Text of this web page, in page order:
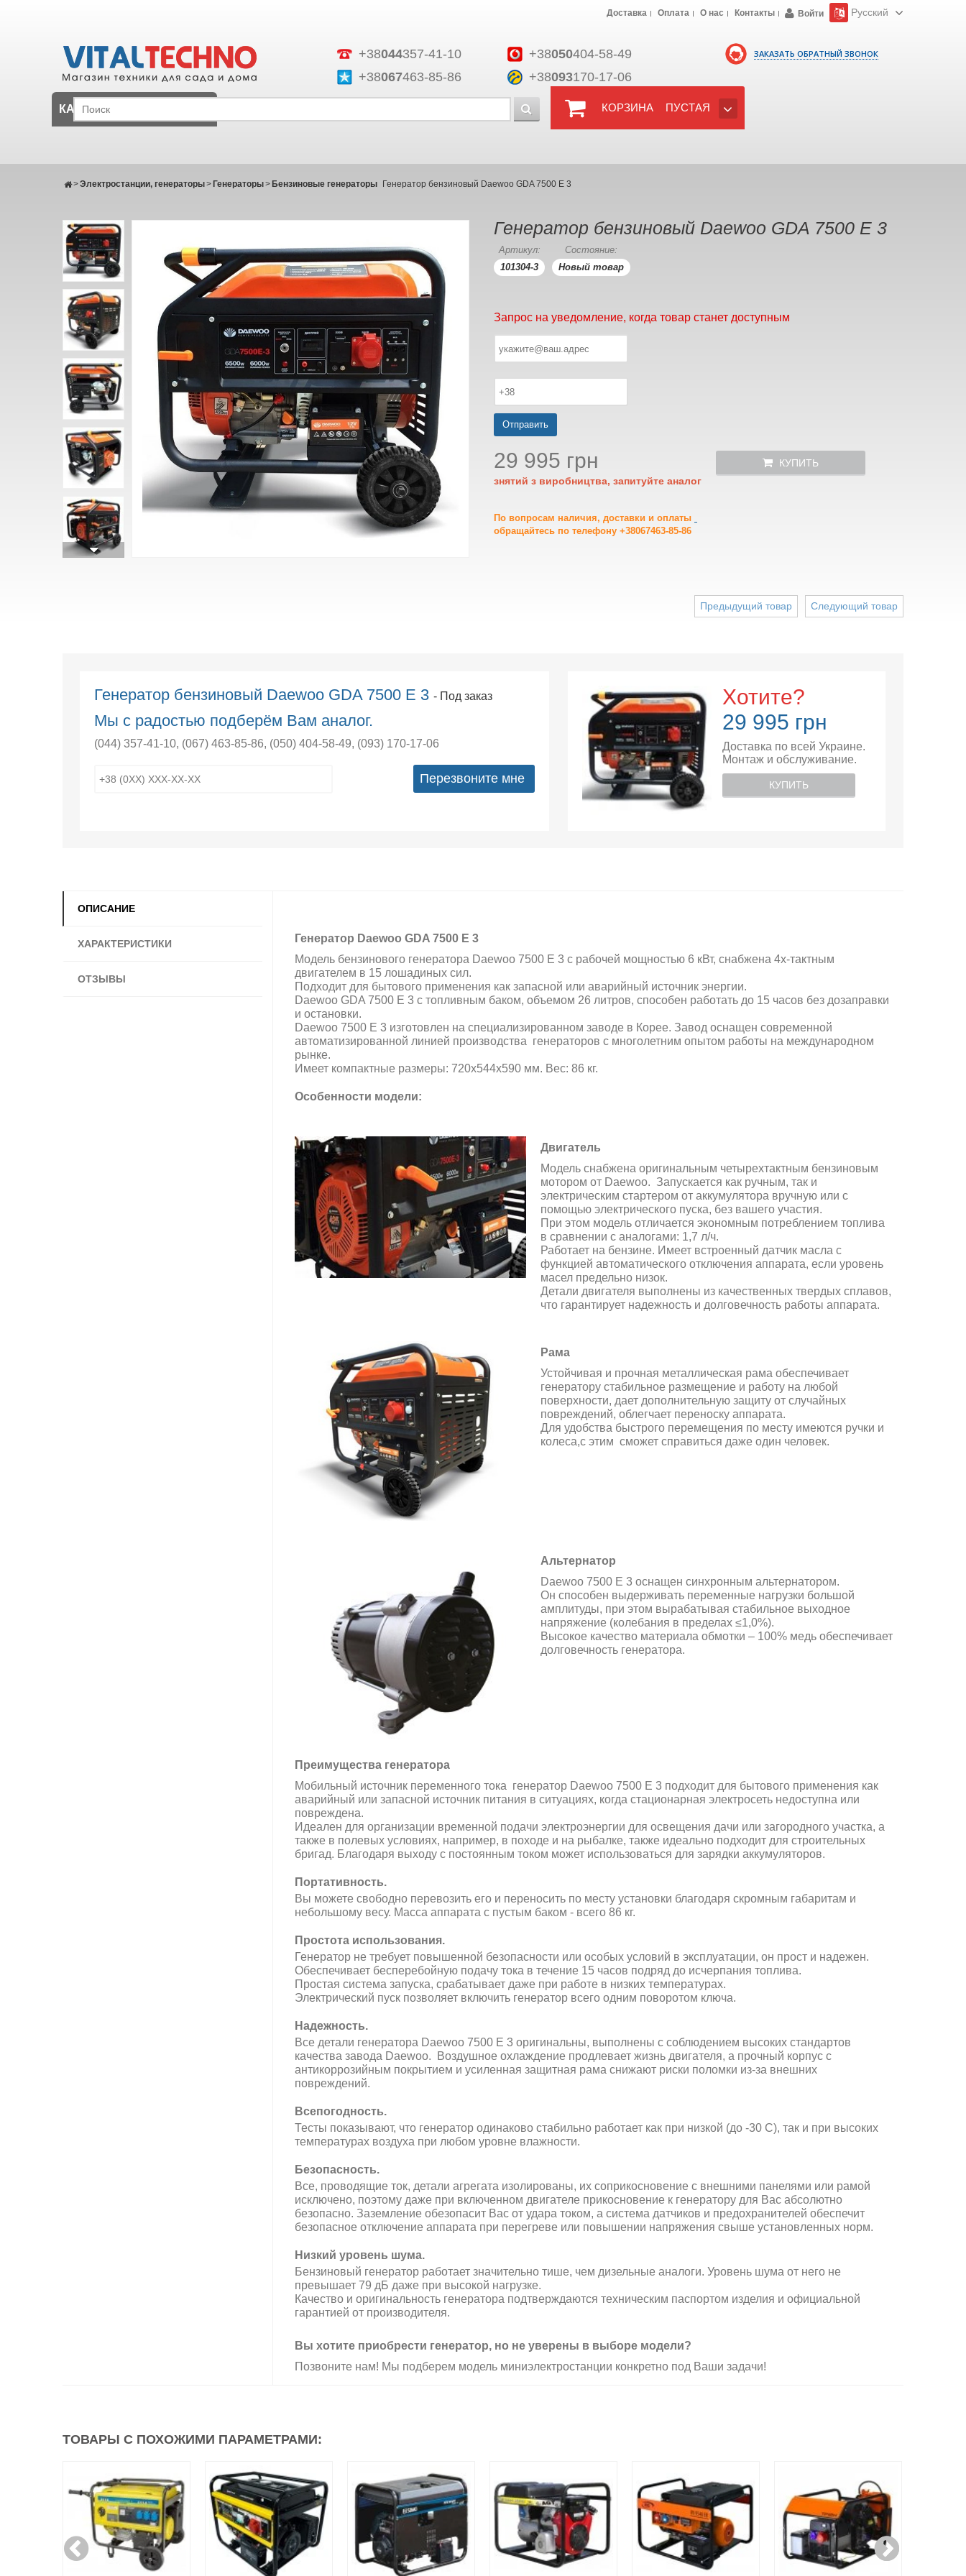
ЗАКАЗАТЬ ОБРАТНЫЙ ЗВОНОК
+38044357-41-10 +38050404-58-49
+38067463-85-86 +38093170-17-06
Доставка Оплата О нас Контакты Войти Русский
КОРЗИНА ПУСТАЯ
КАТАЛОГ
Электростанции, генераторы
> Генераторы
> Бензиновые генераторы
> Генератор бензиновый Daewoo GDA 7500 Е 3
Генератор бензиновый Daewoo GDA 7500 Е 3
Артикул:
101304-3
Состояние:
Новый товар
Запрос на уведомление, когда товар станет доступным
Отправить
29 995 грн
знятий з виробництва, запитуйте аналог
КУПИТЬ
По вопросам наличия, доставки и оплаты
обращайтесь по телефону +38067463-85-86
Следующий товар
Предыдущий товар
Генератор бензиновый Daewoo GDA 7500 Е 3- Под заказ
Мы с радостью подберём Вам аналог.
(044) 357-41-10, (067) 463-85-86, (050) 404-58-49, (093) 170-17-06
Перезвоните мне
Хотите?
29 995 грн
Доставка по всей Украине.
Монтаж и обслуживание.
КУПИТЬ
ОПИСАНИЕ
ХАРАКТЕРИСТИКИ
ОТЗЫВЫ
Генератор Daewoo GDA 7500 E 3
Модель бензинового генератора Daewoo 7500 E 3 с рабочей мощностью 6 кВт, снабжена 4х-тактным
двигателем в 15 лошадиных сил.
Подходит для бытового применения как запасной или аварийный источник энергии.
Daewoo GDA 7500 E 3 с топливным баком, объемом 26 литров, способен работать до 15 часов без дозаправки
и остановки.
Daewoo 7500 E 3 изготовлен на специализированном заводе в Корее. Завод оснащен современной
автоматизированной линией производства генераторов с многолетним опытом работы на международном
рынке.
Имеет компактные размеры: 720х544х590 мм. Вес: 86 кг.
Особенности модели:
Двигатель
Модель снабжена оригинальным четырехтактным бензиновым
мотором от Daewoo. Запускается как ручным, так и
электрическим стартером от аккумулятора вручную или с
помощью электрического пуска, без вашего участия.
При этом модель отличается экономным потреблением топлива
в сравнении с аналогами: 1,7 л/ч.
Работает на бензине. Имеет встроенный датчик масла с
функцией автоматического отключения аппарата, если уровень
масел предельно низок.
Детали двигателя выполнены из качественных твердых сплавов,
что гарантирует надежность и долговечность работы аппарата.
Рама
Устойчивая и прочная металлическая рама обеспечивает
генератору стабильное размещение и работу на любой
поверхности, дает дополнительную защиту от случайных
повреждений, облегчает переноску аппарата.
Для удобства быстрого перемещения по месту имеются ручки и
колеса,с этим сможет справиться даже один человек.
Альтернатор
Daewoo 7500 E 3 оснащен синхронным альтернатором.
Он способен выдерживать переменные нагрузки большой
амплитуды, при этом вырабатывая стабильное выходное
напряжение (колебания в пределах ≤1,0%).
Высокое качество материала обмотки – 100% медь обеспечивает
долговечность генератора.
Преимущества генератора
Мобильный источник переменного тока генератор Daewoo 7500 E 3 подходит для бытового применения как
аварийный или запасной источник питания в ситуациях, когда стационарная электросеть недоступна или
повреждена.
Идеален для организации временной подачи электроэнергии для освещения дачи или загородного участка, а
также в полевых условиях, например, в походе и на рыбалке, также идеально подходит для строительных
бригад. Благодаря выходу с постоянным током может использоваться для зарядки аккумуляторов.
Портативность.
Вы можете свободно перевозить его и переносить по месту установки благодаря скромным габаритам и
небольшому весу. Масса аппарата с пустым баком - всего 86 кг.
Простота использования.
Генератор не требует повышенной безопасности или особых условий в эксплуатации, он прост и надежен.
Обеспечивает бесперебойную подачу тока в течение 15 часов подряд до исчерпания топлива.
Простая система запуска, срабатывает даже при работе в низких температурах.
Электрический пуск позволяет включить генератор всего одним поворотом ключа.
Надежность.
Все детали генератора Daewoo 7500 E 3 оригинальны, выполнены с соблюдением высоких стандартов
качества завода Daewoo. Воздушное охлаждение продлевает жизнь двигателя, а прочный корпус с
антикоррозийным покрытием и усиленная защитная рама снижают риски поломки из-за внешних
повреждений.
Всепогодность.
Тесты показывают, что генератор одинаково стабильно работает как при низкой (до -30 С), так и при высоких
температурах воздуха при любом уровне влажности.
Безопасность.
Все, проводящие ток, детали агрегата изолированы, их соприкосновение с внешними панелями или рамой
исключено, поэтому даже при включенном двигателе прикосновение к генератору для Вас абсолютно
безопасно. Заземление обезопасит Вас от удара током, а система датчиков и предохранителей обеспечит
безопасное отключение аппарата при перегреве или повышении напряжения свыше установленных норм.
Низкий уровень шума.
Бензиновый генератор работает значительно тише, чем дизельные аналоги. Уровень шума от него не
превышает 79 дБ даже при высокой нагрузке.
Качество и оригинальность генератора подтверждаются техническим паспортом изделия и официальной
гарантией от производителя.
Вы хотите приобрести генератор, но не уверены в выборе модели?
Позвоните нам! Мы подберем модель миниэлектростанции конкретно под Ваши задачи!
ТОВАРЫ С ПОХОЖИМИ ПАРАМЕТРАМИ: